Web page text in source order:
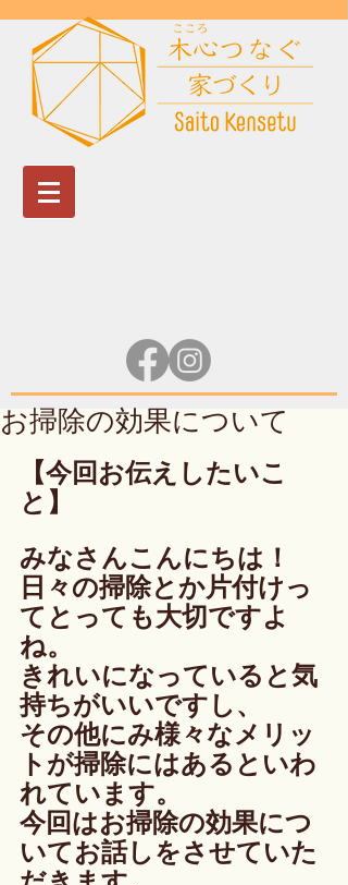
お掃除の効果について
【今回お伝えしたいこ
と】
みなさんこんにちは！
日々の掃除とか片付けっ
てとっても大切ですよ
ね。
きれいになっていると気
持ちがいいですし、
その他にみ様々なメリッ
トが掃除にはあるといわ
れています。
今回はお掃除の効果につ
いてお話しをさせていた